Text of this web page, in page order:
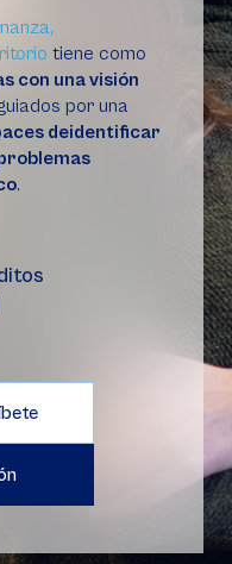
tiene como
con una visión
por una
deidentificar
.